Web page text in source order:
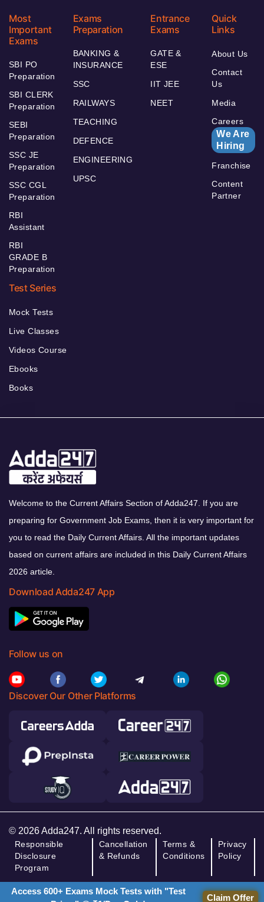
Most
Important
Exams
SBI PO
Preparation
SBI CLERK
Preparation
SEBI
Preparation
SSC JE
Preparation
SSC CGL
Preparation
RBI
Assistant
RBI
GRADE B
Preparation
Exams
Preparation
BANKING &
INSURANCE
SSC
RAILWAYS
TEACHING
DEFENCE
ENGINEERING
UPSC
Entrance
Exams
GATE &
ESE
IIT JEE
NEET
Quick
Links
About Us
Contact
Us
Media
Careers
We Are
Hiring
Franchise
Content
Partner
Test Series
Mock Tests
Live Classes
Videos Course
Ebooks
Books
Welcome to the Current Affairs Section of Adda247. If you are
preparing for Government Job Exams, then it is very important for
you to read the Daily Current Affairs. All the important updates
based on current affairs are included in this Daily Current Affairs
2026 article.
Download Adda247 App
Follow us on
Discover Our Other Platforms
© 2026 Adda247. All rights reserved.
Responsible
Disclosure
Program
Cancellation
& Refunds
Terms &
Conditions
Privacy
Policy
Access 600+ Exams Mock Tests with "Test
Claim Offer